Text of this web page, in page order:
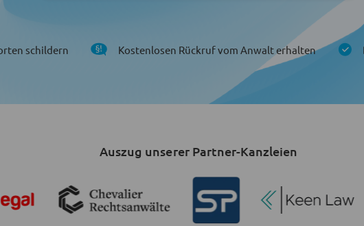
schildern Kostenlosen Rückruf vom Anwalt erhalten
Auszug unserer Partner-Kanzleien